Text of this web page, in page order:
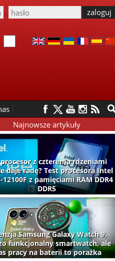
Najnowsze artykuły
procesor z czterema rdzeniami
daje radę? Test procesora Intel
12100F z pamięciami RAM DDR4
DDR5
Samsung Galaxy Watch 9.
funkcjonalny smartwatch, ale
pracy na baterii to porażka